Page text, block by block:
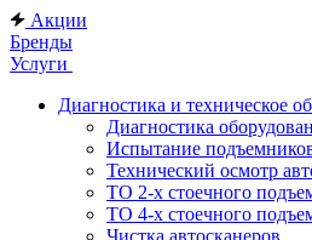
Акции
Бренды
Услуги
Диагностика и техническое
Диагностика
Испытание
Технический осмотр
ТО 2-х стоечного
ТО 4-х стоечного
Чистка автосканеров